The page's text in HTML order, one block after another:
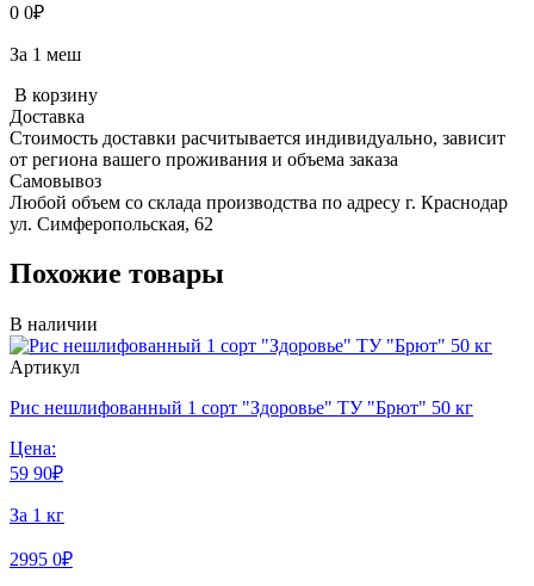
0 0₽
За 1 меш
В корзину
Доставка
Стоимость доставки расчитывается индивидуально, зависит
от региона вашего проживания и объема заказа
Самовывоз
Любой объем со склада производства по адресу г. Краснодар
ул. Симферопольская, 62
Похожие товары
В наличии
Артикул
Рис нешлифованный 1 сорт "Здоровье" ТУ "Брют" 50 кг
Цена:
59 90₽
За 1 кг
2995 0₽